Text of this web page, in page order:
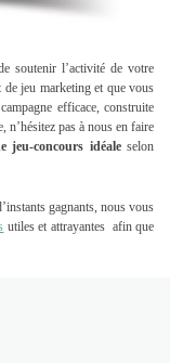
soutenir l’activité de votre
jeu marketing et que vous
efficace, construite
n’hésitez pas à nous en faire
jeu-concours idéaleselon
gagnants, nous vous
utiles et attrayantes afin que